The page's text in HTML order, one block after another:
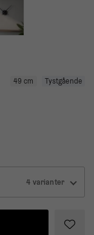
Tystgående
49 cm
4 varianter